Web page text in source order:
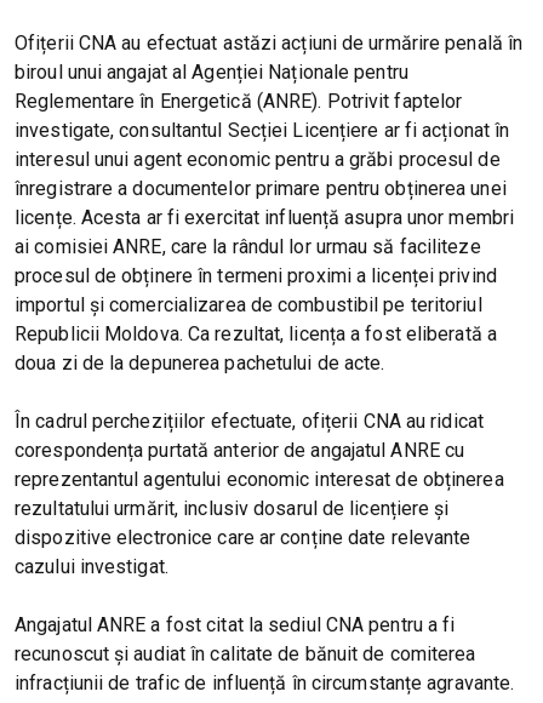
Ofițerii CNA au efectuat astăzi acțiuni de urmărire penală în
biroul unui angajat al Agenției Naționale pentru
Reglementare în Energetică (ANRE). Potrivit faptelor
investigate, consultantul Secției Licențiere ar fi acționat în
interesul unui agent economic pentru a grăbi procesul de
înregistrare a documentelor primare pentru obținerea unei
licențe. Acesta ar fi exercitat influență asupra unor membri
ai comisiei ANRE, care la rândul lor urmau să faciliteze
procesul de obținere în termeni proximi a licenței privind
importul şi comercializarea de combustibil pe teritoriul
Republicii Moldova. Ca rezultat, licența a fost eliberată a
doua zi de la depunerea pachetului de acte.
În cadrul perchezițiilor efectuate, ofițerii CNA au ridicat
corespondența purtată anterior de angajatul ANRE cu
reprezentantul agentului economic interesat de obținerea
rezultatului urmărit, inclusiv dosarul de licențiere și
dispozitive electronice care ar conține date relevante
cazului investigat.
Angajatul ANRE a fost citat la sediul CNA pentru a fi
recunoscut și audiat în calitate de bănuit de comiterea
infracțiunii de trafic de influență în circumstanțe agravante.